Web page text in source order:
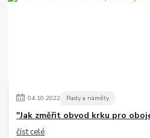
04.10.2022 Rady a náměty
"Jak změřit obvod krku pro
číst celé